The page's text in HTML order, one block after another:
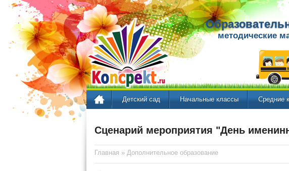
методические
Детский сад Начальные классы Средние
Сценарий мероприятия "День
Главная » Дополнительное образование